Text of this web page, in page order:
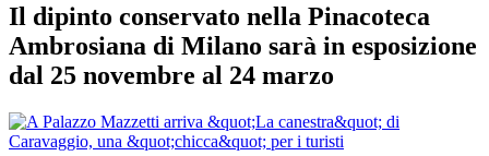
Il dipinto conservato nella Pinacoteca
Ambrosiana di Milano sarà in esposizione
dal 25 novembre al 24 marzo